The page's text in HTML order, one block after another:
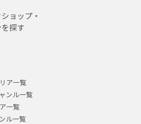
ョップ・
探す
ア一覧
ンル一覧
一覧
ル一覧